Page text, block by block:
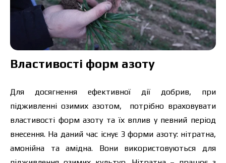
Властивості форм азоту
Для досягнення ефективної дії добрив, при
підживленні озимих азотом, потрібно враховувати
властивості форм азоту та їх вплив у певний період
внесення. На даний час існує 3 форми азоту: нітратна,
амонійна та амідна. Вони використовуються для